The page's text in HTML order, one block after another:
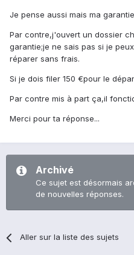
Je pense aussi mais ma
Par contre,j'ouvert un dossier
garantie;je ne sais pas si je
réparer sans frais.
Si je dois filer 150 €pour le
Par contre mis à part ça,il
Merci pour ta réponse...
Archivé
Ce sujet est désormais
de nouvelles réponses.
Aller sur la liste des sujets